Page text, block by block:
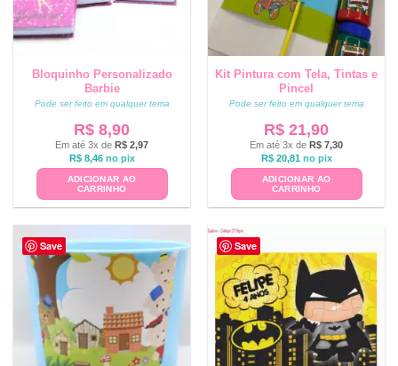
Bloquinho Personalizado
Barbie
Pode ser feito em qualquer tema
R$ 8,90
Em até 3x de R$ 2,97
R$8,46 no pix
ADICIONAR AO
CARRINHO
Kit Pintura com Tela, Tintas e
Pincel
Pode ser feito em qualquer tema
R$ 21,90
Em até 3x de R$ 7,30
R$20,81 no pix
ADICIONAR AO
CARRINHO
Save Save